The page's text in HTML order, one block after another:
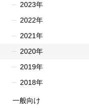
2023年
2022年
2021年
2020年
2019年
2018年
一般向け